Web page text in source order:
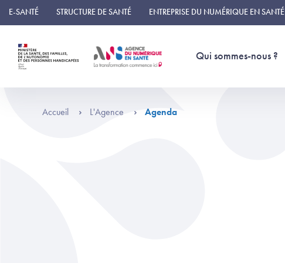
Panneau de gestion des cookies
E-SANTÉ STRUCTURE DE SANTÉ ENTREPRISE DU NUMÉRIQUE EN SANTÉ
Qui sommes-nous ?
Accueil L'Agence Agenda